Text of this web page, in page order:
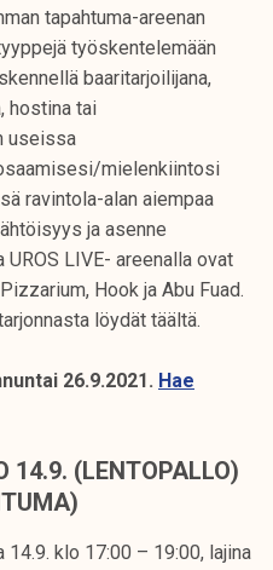
tapahtuma-areenan
työskentelemään
baaritarjoilijana,
hostina tai
useissa
mielenkiintosi
ravintola-alan aiempaa
ja asenne
LIVE- areenalla ovat
Hook ja Abu Fuad.
löydät täältä.
26.9.2021. Hae
14.9. (LENTOPALLO)
klo 17:00 – 19:00, lajina